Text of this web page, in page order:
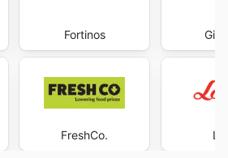
Fortinos
FreshCo.